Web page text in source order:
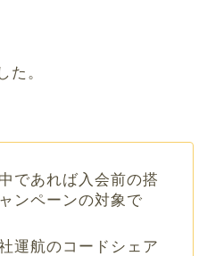
た。
であれば入会前の搭
ンペーンの対象で
運航のコードシェア